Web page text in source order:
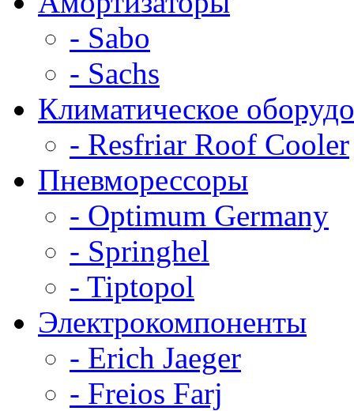
- Sabo
- Sachs
Климатическое
- Resfriar Roof Cooler
Пневморессоры
- Optimum Germany
- Springhel
- Tiptopol
Электрокомпоненты
- Erich Jaeger
- Freios Farj